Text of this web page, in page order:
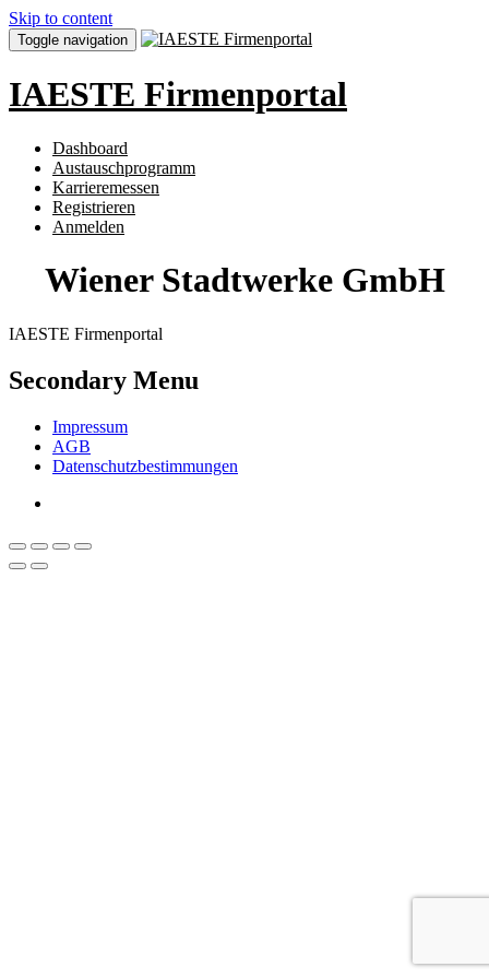
Skip to content
Toggle navigation
IAESTE Firmenportal
Dashboard
Austauschprogramm
Karrieremessen
Registrieren
Anmelden
Wiener Stadtwerke GmbH
IAESTE Firmenportal
Secondary Menu
Impressum
AGB
Datenschutzbestimmungen